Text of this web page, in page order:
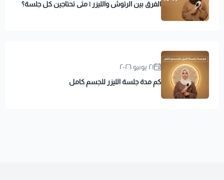
الفرق بين الرتوش والليزر | متى تحتاجين كل جلسة؟
٢١ يونيو ٢٠٢٦
كم مدة جلسة الليزر للجسم كامل